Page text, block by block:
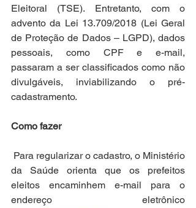
Eleitoral (TSE). Entretanto, com o
advento da Lei 13.709/2018 (Lei Geral
de Proteção de Dados – LGPD), dados
pessoais, como CPF e e-mail,
passaram a ser classificados como não
divulgáveis, inviabilizando o pré-
cadastramento.
Como fazer
Para regularizar o cadastro, o Ministério
da Saúde orienta que os prefeitos
eleitos encaminhem e-mail para o